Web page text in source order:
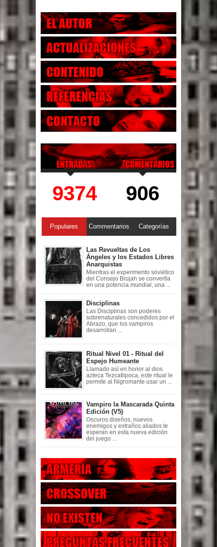
9374 906
Populares Commentarios Categorías
Las Revueltas de Los
Ángeles y los Estados Libres
Anarquistas
Mientras el experimento soviético
del Consejo Brujah se convertía
en una potencia mundial, una ...
Disciplinas
Las Disciplinas son poderes
sobrenaturales concedidos por el
Abrazo, que los vampiros
desarrollan ...
Ritual Nivel 01 - Ritual del
Espejo Humeante
Llamado así en honor al dios
azteca Tezcatlipoca, este ritual le
permite al Nigromante usar un ...
Vampiro la Mascarada Quinta
Edición (V5)
Oscuros diseños, nuevos
enemigos y extraños aliados te
esperan en esta nueva edición
del juego ...